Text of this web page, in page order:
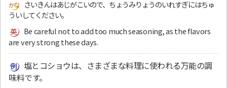
さいきんはあじがこいので、ちょうみりょうのいれすぎにはちゅ
ういしてください。
Be careful not to add too much seasoning, as the flavors
are very strong these days.
塩とコショウは、さまざまな料理に使われる万能の調
味料です。